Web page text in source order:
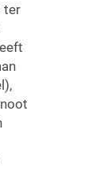
ter